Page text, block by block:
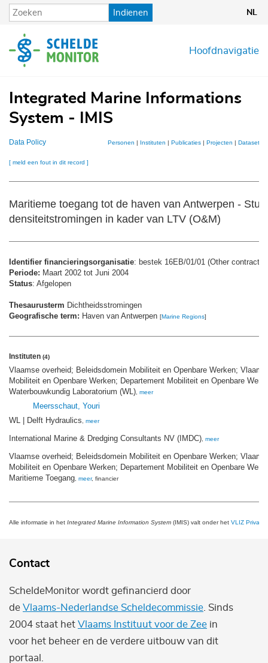
Overslaan
en
de
inhoud
Indienen NL
Hoofdnavigatie
Integrated Marine Informations
System - IMIS
Data Policy Personen | Instituten | Publicaties | Projecten | Datasets
[ meld een fout in dit record ]
Maritieme toegang tot de haven van Antwerpen -
densiteitstromingen in kader van LTV (O&M)
Identifier financieringsorganisatie: bestek 16EB/01/01 (Other contract
Periode: Maart 2002 tot Juni 2004
Status: Afgelopen
Thesaurusterm Dichtheidsstromingen
Geografische term: Haven van Antwerpen [Marine Regions]
Instituten (4)
Vlaamse overheid; Beleidsdomein Mobiliteit en Openbare Werken;
Mobiliteit en Openbare Werken; Departement Mobiliteit en Openbare
Waterbouwkundig Laboratorium (WL) meer
Meersschaut, Youri
WL | Delft Hydraulics
meer
International Marine & Dredging Consultants NV (IMDC) meer
Vlaamse overheid; Beleidsdomein Mobiliteit en Openbare Werken;
Mobiliteit en Openbare Werken; Departement Mobiliteit en Openbare
Maritieme Toegang meer, financier
Alle informatie in het Integrated Marine Information System (IMIS) valt onder het VLIZ Privacy
Contact
ScheldeMonitor wordt gefinancierd door
de Vlaams-Nederlandse Scheldecommissie . Sinds
2004 staat het Vlaams Instituut voor de Zee in
voor het beheer en de verdere uitbouw van dit
portaal.